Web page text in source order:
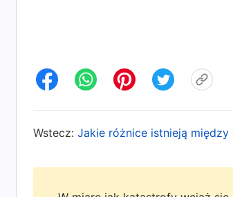
Wstecz: Jakie różnice istnieją